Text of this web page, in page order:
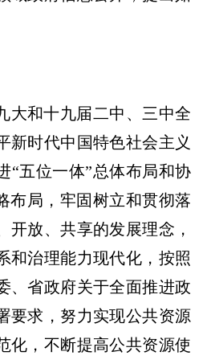
大和十九届二中、三中全
新时代中国特色社会主义
“五位一体”总体布局和协
布局，牢固树立和贯彻落
开放、共享的发展理念，
和治理能力现代化，按照
、省政府关于全面推进政
要求，努力实现公共资源
化，不断提高公共资源使